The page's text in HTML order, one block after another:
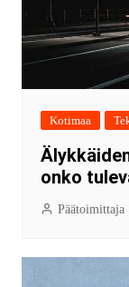
Kotimaa
onko
Päätoimittaja